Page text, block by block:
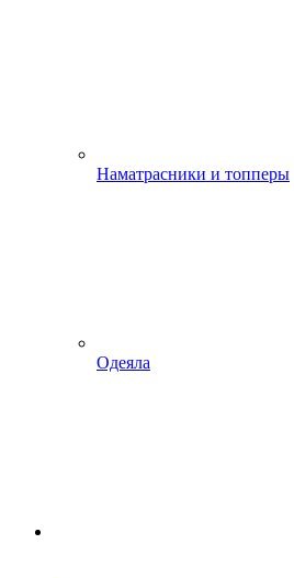
Наматрасники и топперы
Одеяла